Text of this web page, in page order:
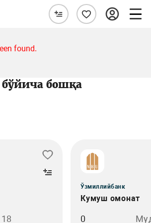
found.
бошқа
18
Ўзмиллийбанк
Кумуш омонат
0